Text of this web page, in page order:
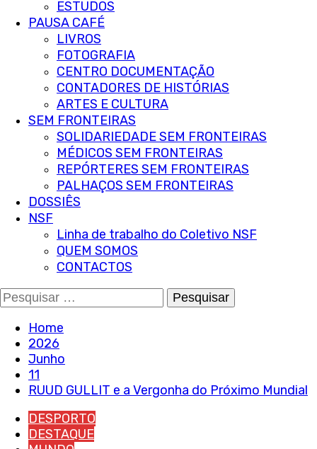
ESTUDOS
PAUSA CAFÉ
LIVROS
FOTOGRAFIA
CENTRO DOCUMENTAÇÃO
CONTADORES DE HISTÓRIAS
ARTES E CULTURA
SEM FRONTEIRAS
SOLIDARIEDADE SEM FRONTEIRAS
MÉDICOS SEM FRONTEIRAS
REPÓRTERES SEM FRONTEIRAS
PALHAÇOS SEM FRONTEIRAS
DOSSIÊS
NSF
Linha de trabalho do Coletivo NSF
QUEM SOMOS
CONTACTOS
Pesquisar
por:
Home
2026
Junho
11
RUUD GULLIT e a Vergonha do Próximo Mundial
DESPORTO
DESTAQUE